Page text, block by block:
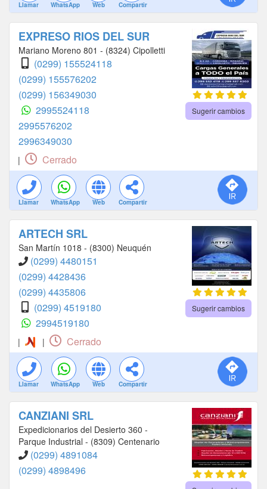
Llamar WhatsApp Web Compartir
EXPRESO RIOS DEL SUR
Mariano Moreno 801 - (8324) Cipolletti
(0299) 155524118
(0299) 155576202
(0299) 156349030
2995524118
2995576202
2996349030
Sugerir cambios
| Cerrado
Llamar WhatsApp Web Compartir
ARTECH SRL
San Martín 1018 - (8300) Neuquén
(0299) 4480151
(0299) 4428436
(0299) 4435806
(0299) 4519180
2994519180
Sugerir cambios
| | Cerrado
Llamar WhatsApp Web Compartir
CANZIANI SRL
Expedicionarios del Desierto 360 -
Parque Industrial - (8309) Centenario
(0299) 4891084
(0299) 4898496